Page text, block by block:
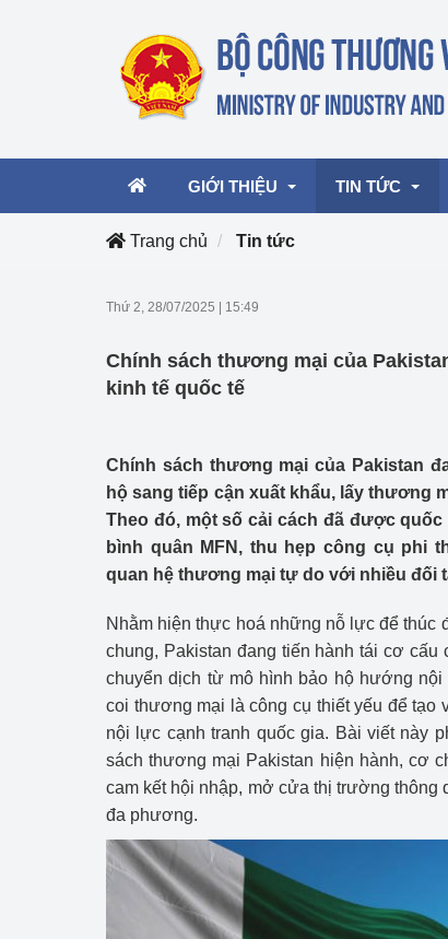
GIỚI THIỆU
Cơ cấu tổ chức
TIN TỨC
mại, Dịch vụ
Hoạt động
Công Thương
Chuyển đổi số
Bản tin Thị
Phát triển
Phát triển bền
Tổ chức kiểm
Quản lý thị
Trang chủ Tin tức
Thứ 2, 28/07/2025 15:49
Chính sách thương mại của
kinh tế quốc tế
Chính sách thương mại của Pakistan
hộ sang tiếp cận xuất khẩu, lấy thương
Theo đó, một số cải cách đã được
bình quân MFN, thu hẹp công cụ phi
quan hệ thương mại tự do với nhiều đối
Nhằm hiện thực hoá những nỗ lực để thúc
chung, Pakistan đang tiến hành tái cơ
chuyển dịch từ mô hình bảo hộ hướng
coi thương mại là công cụ thiết yếu để tạo
nội lực cạnh tranh quốc gia. Bài viết này
sách thương mại Pakistan hiện hành, cơ
cam kết hội nhập, mở cửa thị trường thông
đa phương.